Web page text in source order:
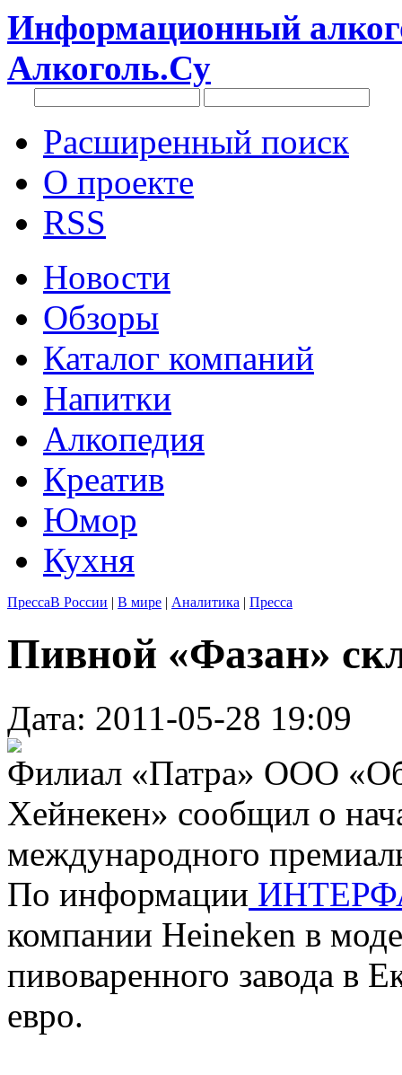
Информационный
Алкоголь.Су
Расширенный поиск
О проекте
RSS
Новости
Обзоры
Каталог компаний
Напитки
Алкопедия
Креатив
Юмор
Кухня
ПрессаВ России | В мире | Аналитика | Пресса
Пивной «Фазан»
Дата: 2011-05-28 19:09
Филиал «Патра» ООО
Хейнекен» сообщил о
международного
По информации
компании Heineken в
пивоваренного завода в
евро.